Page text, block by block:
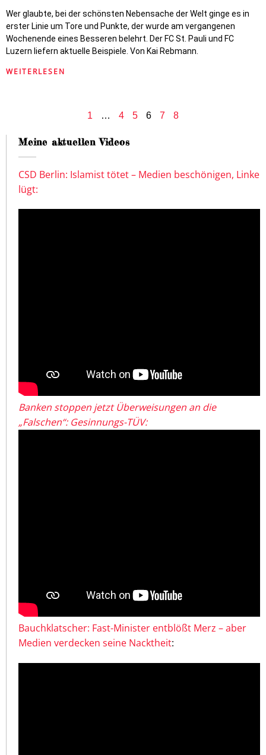
Wer glaubte, bei der schönsten Nebensache der Welt ginge es in
erster Linie um Tore und Punkte, der wurde am vergangenen
Wochenende eines Besseren belehrt. Der FC St. Pauli und FC
Luzern liefern aktuelle Beispiele. Von Kai Rebmann.
WEITERLESEN
1 … 4 5 6 7 8
Meine aktuellen Videos
CSD Berlin: Islamist tötet – Medien beschönigen, Linke
lügt:
Banken stoppen jetzt Überweisungen an die
„Falschen“: Gesinnungs-TÜV:
Bauchklatscher: Fast-Minister entblößt Merz – aber
Medien verdecken seine Nacktheit: